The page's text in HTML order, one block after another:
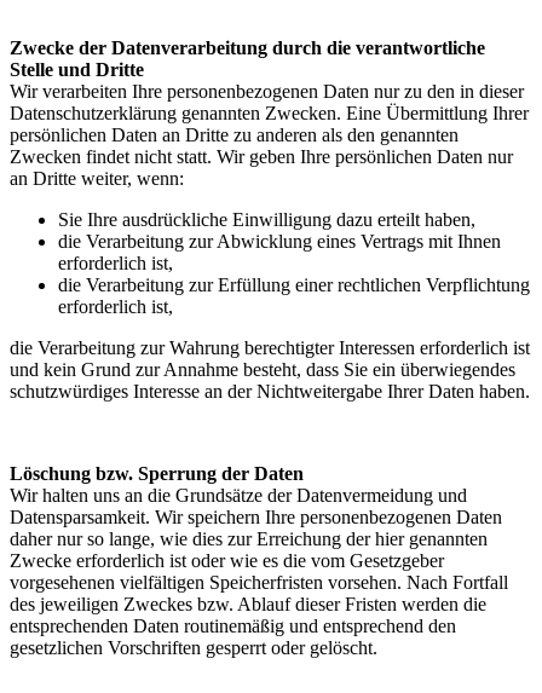
Zwecke der Datenverarbeitung durch die verantwortliche
Stelle und Dritte
Wir verarbeiten Ihre personenbezogenen Daten nur zu den in dieser
Datenschutzerklärung genannten Zwecken. Eine Übermittlung Ihrer
persönlichen Daten an Dritte zu anderen als den genannten
Zwecken findet nicht statt. Wir geben Ihre persönlichen Daten nur
an Dritte weiter, wenn:
Sie Ihre ausdrückliche Einwilligung dazu erteilt haben,
die Verarbeitung zur Abwicklung eines Vertrags mit Ihnen
erforderlich ist,
die Verarbeitung zur Erfüllung einer rechtlichen Verpflichtung
erforderlich ist,
die Verarbeitung zur Wahrung berechtigter Interessen erforderlich ist
und kein Grund zur Annahme besteht, dass Sie ein überwiegendes
schutzwürdiges Interesse an der Nichtweitergabe Ihrer Daten haben.
Löschung bzw. Sperrung der Daten
Wir halten uns an die Grundsätze der Datenvermeidung und
Datensparsamkeit. Wir speichern Ihre personenbezogenen Daten
daher nur so lange, wie dies zur Erreichung der hier genannten
Zwecke erforderlich ist oder wie es die vom Gesetzgeber
vorgesehenen vielfältigen Speicherfristen vorsehen. Nach Fortfall
des jeweiligen Zweckes bzw. Ablauf dieser Fristen werden die
entsprechenden Daten routinemäßig und entsprechend den
gesetzlichen Vorschriften gesperrt oder gelöscht.